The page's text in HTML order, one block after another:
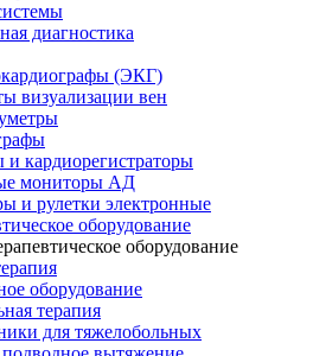
диагностика
(ЭКГ)
визуализации вен
и кардиорегистраторы
мониторы АД
и рулетки электронные
оборудование
оборудование
оборудование
терапия
для тяжелобольных